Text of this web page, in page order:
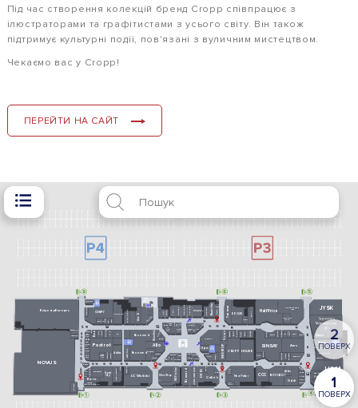
Під час створення колекцій бренд Cropp співпрацює з
ілюстраторами та графітистами з усього світу. Він також
підтримує культурні події, пов'язані з вуличним мистецтвом.
Чекаємо вас у Cropp!
ПЕРЕЙТИ НА САЙТ